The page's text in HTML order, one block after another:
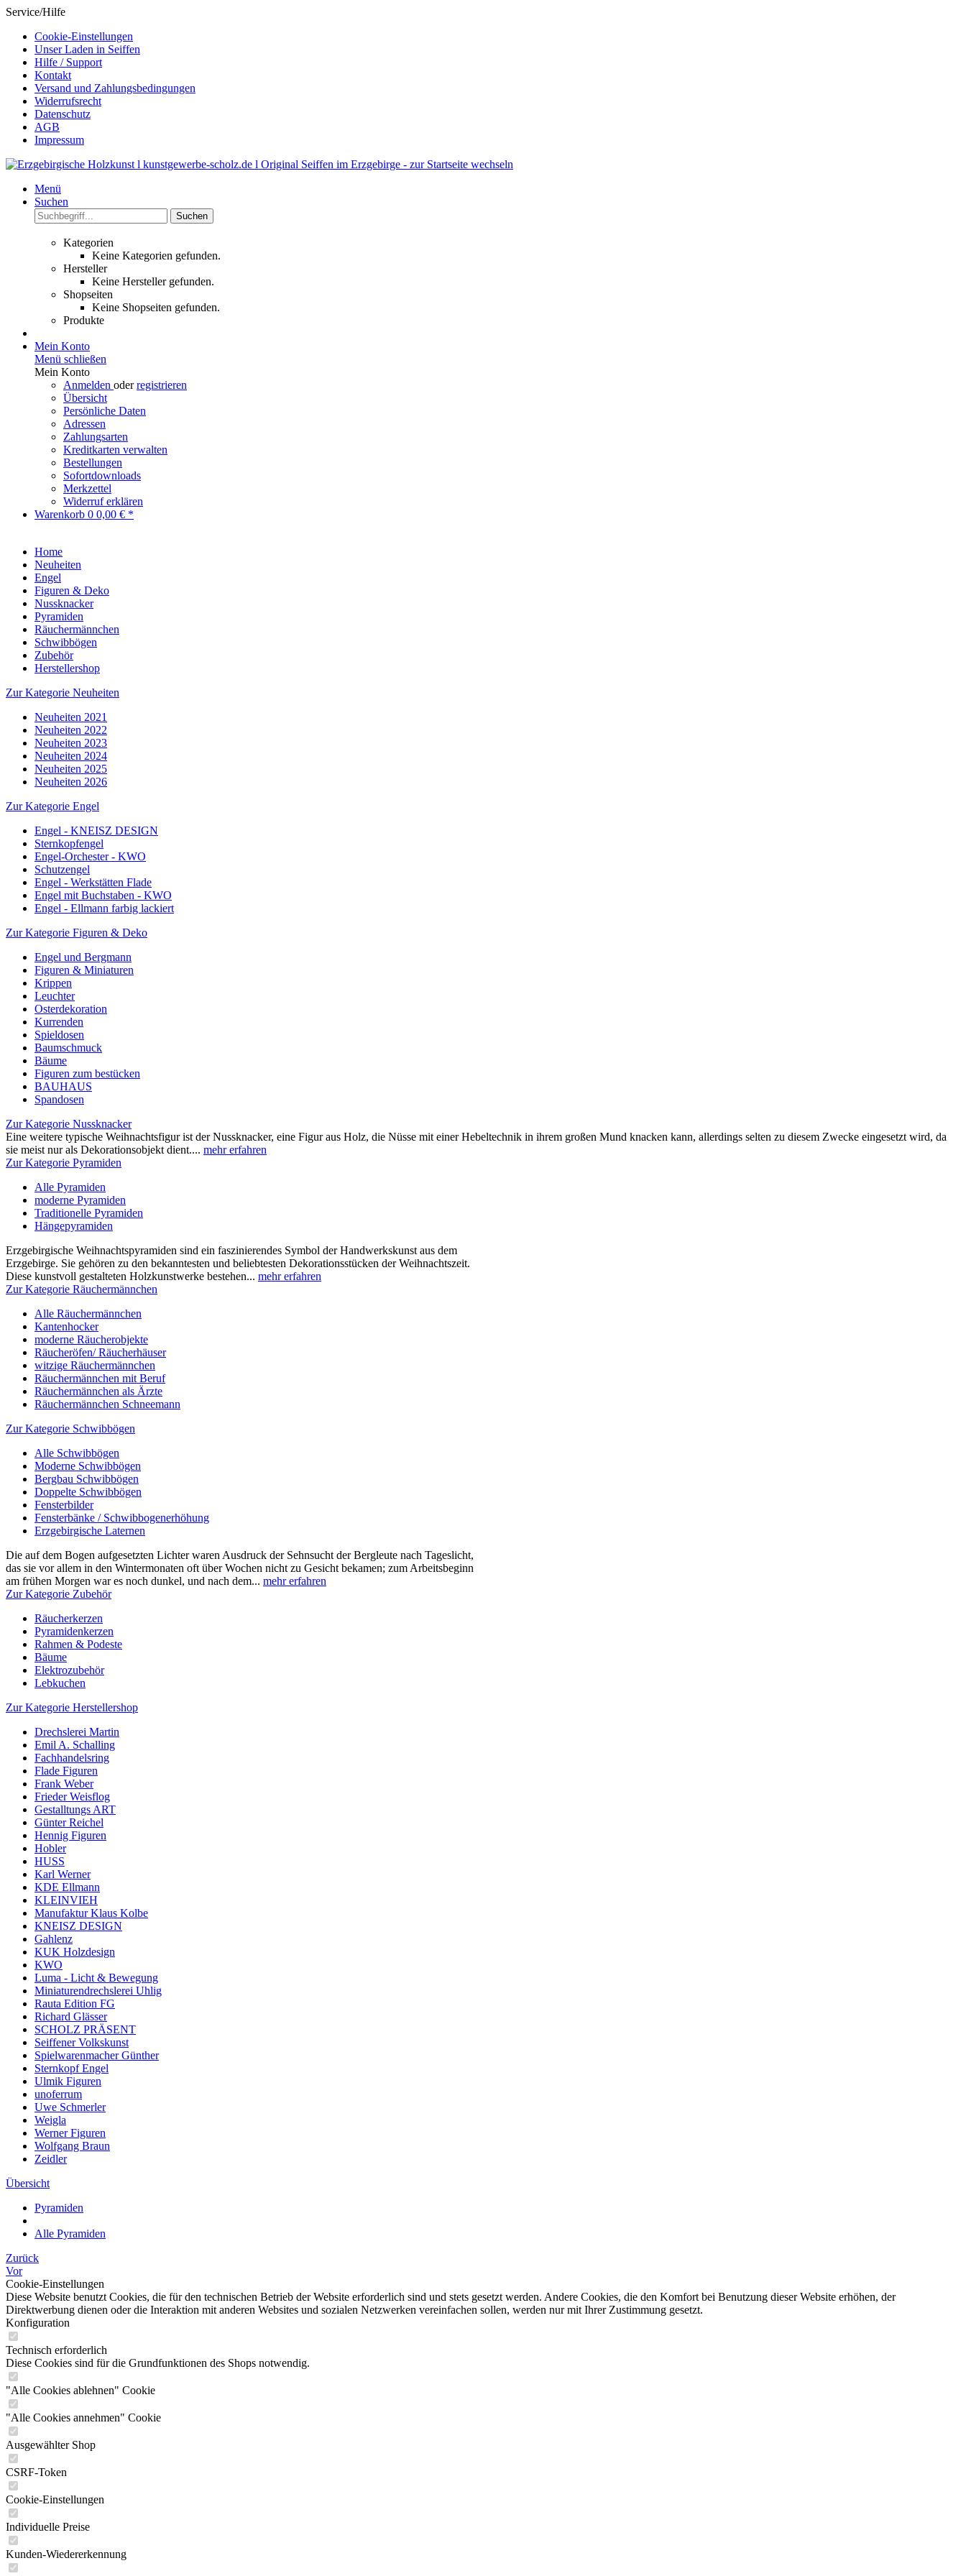
Service/Hilfe
Cookie-Einstellungen
Unser Laden in Seiffen
Hilfe / Support
Kontakt
Versand und Zahlungsbedingungen
Widerrufsrecht
Datenschutz
AGB
Impressum
Menü
Suchen
Suchen
Kategorien
Keine Kategorien gefunden.
Hersteller
Keine Hersteller gefunden.
Shopseiten
Keine Shopseiten gefunden.
Produkte
Mein Konto
Menü schließen
Mein Konto
Anmelden oderregistrieren
Übersicht
Persönliche Daten
Adressen
Zahlungsarten
Kreditkarten verwalten
Bestellungen
Sofortdownloads
Merkzettel
Widerruf erklären
Warenkorb 0 0,00 € *
Home
Neuheiten
Engel
Figuren & Deko
Nussknacker
Pyramiden
Räuchermännchen
Schwibbögen
Zubehör
Herstellershop
Zur Kategorie Neuheiten
Neuheiten 2021
Neuheiten 2022
Neuheiten 2023
Neuheiten 2024
Neuheiten 2025
Neuheiten 2026
Zur Kategorie Engel
Engel - KNEISZ DESIGN
Sternkopfengel
Engel-Orchester - KWO
Schutzengel
Engel - Werkstätten Flade
Engel mit Buchstaben - KWO
Engel - Ellmann farbig lackiert
Zur Kategorie Figuren & Deko
Engel und Bergmann
Figuren & Miniaturen
Krippen
Leuchter
Osterdekoration
Kurrenden
Spieldosen
Baumschmuck
Bäume
Figuren zum bestücken
BAUHAUS
Spandosen
Zur Kategorie Nussknacker
Eine weitere typische Weihnachtsfigur ist der Nussknacker, eine Figur aus Holz, die Nüsse mit einer Hebeltechnik in ihrem großen Mund knacken kann, allerdings selten zu diesem Zwecke eingesetzt wird, da
sie meist nur als Dekorationsobjekt dient.... mehr erfahren
Zur Kategorie Pyramiden
Alle Pyramiden
moderne Pyramiden
Traditionelle Pyramiden
Hängepyramiden
Erzgebirgische Weihnachtspyramiden sind ein faszinierendes Symbol der Handwerkskunst aus dem
Erzgebirge. Sie gehören zu den bekanntesten und beliebtesten Dekorationsstücken der Weihnachtszeit.
Diese kunstvoll gestalteten Holzkunstwerke bestehen... mehr erfahren
Zur Kategorie Räuchermännchen
Alle Räuchermännchen
Kantenhocker
moderne Räucherobjekte
Räucheröfen/ Räucherhäuser
witzige Räuchermännchen
Räuchermännchen mit Beruf
Räuchermännchen als Ärzte
Räuchermännchen Schneemann
Zur Kategorie Schwibbögen
Alle Schwibbögen
Moderne Schwibbögen
Bergbau Schwibbögen
Doppelte Schwibbögen
Fensterbilder
Fensterbänke / Schwibbogenerhöhung
Erzgebirgische Laternen
Die auf dem Bogen aufgesetzten Lichter waren Ausdruck der Sehnsucht der Bergleute nach Tageslicht,
das sie vor allem in den Wintermonaten oft über Wochen nicht zu Gesicht bekamen; zum Arbeitsbeginn
am frühen Morgen war es noch dunkel, und nach dem... mehr erfahren
Zur Kategorie Zubehör
Räucherkerzen
Pyramidenkerzen
Rahmen & Podeste
Bäume
Elektrozubehör
Lebkuchen
Zur Kategorie Herstellershop
Drechslerei Martin
Emil A. Schalling
Fachhandelsring
Flade Figuren
Frank Weber
Frieder Weisflog
Gestalltungs ART
Günter Reichel
Hennig Figuren
Hobler
HUSS
Karl Werner
KDE Ellmann
KLEINVIEH
Manufaktur Klaus Kolbe
KNEISZ DESIGN
Gahlenz
KUK Holzdesign
KWO
Luma - Licht & Bewegung
Miniaturendrechslerei Uhlig
Rauta Edition FG
Richard Glässer
SCHOLZ PRÄSENT
Seiffener Volkskunst
Spielwarenmacher Günther
Sternkopf Engel
Ulmik Figuren
unoferrum
Uwe Schmerler
Weigla
Werner Figuren
Wolfgang Braun
Zeidler
Übersicht
Pyramiden
Alle Pyramiden
Zurück
Vor
Cookie-Einstellungen
Diese Website benutzt Cookies, die für den technischen Betrieb der Website erforderlich sind und stets gesetzt werden. Andere Cookies, die den Komfort bei Benutzung dieser Website erhöhen, der
Direktwerbung dienen oder die Interaktion mit anderen Websites und sozialen Netzwerken vereinfachen sollen, werden nur mit Ihrer Zustimmung gesetzt.
Konfiguration
Technisch erforderlich
Diese Cookies sind für die Grundfunktionen des Shops notwendig.
"Alle Cookies ablehnen" Cookie
"Alle Cookies annehmen" Cookie
Ausgewählter Shop
CSRF-Token
Cookie-Einstellungen
Individuelle Preise
Kunden-Wiedererkennung